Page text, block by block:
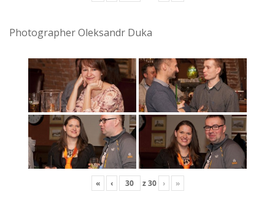
Photographer Oleksandr Duka
« ‹ z30 › »